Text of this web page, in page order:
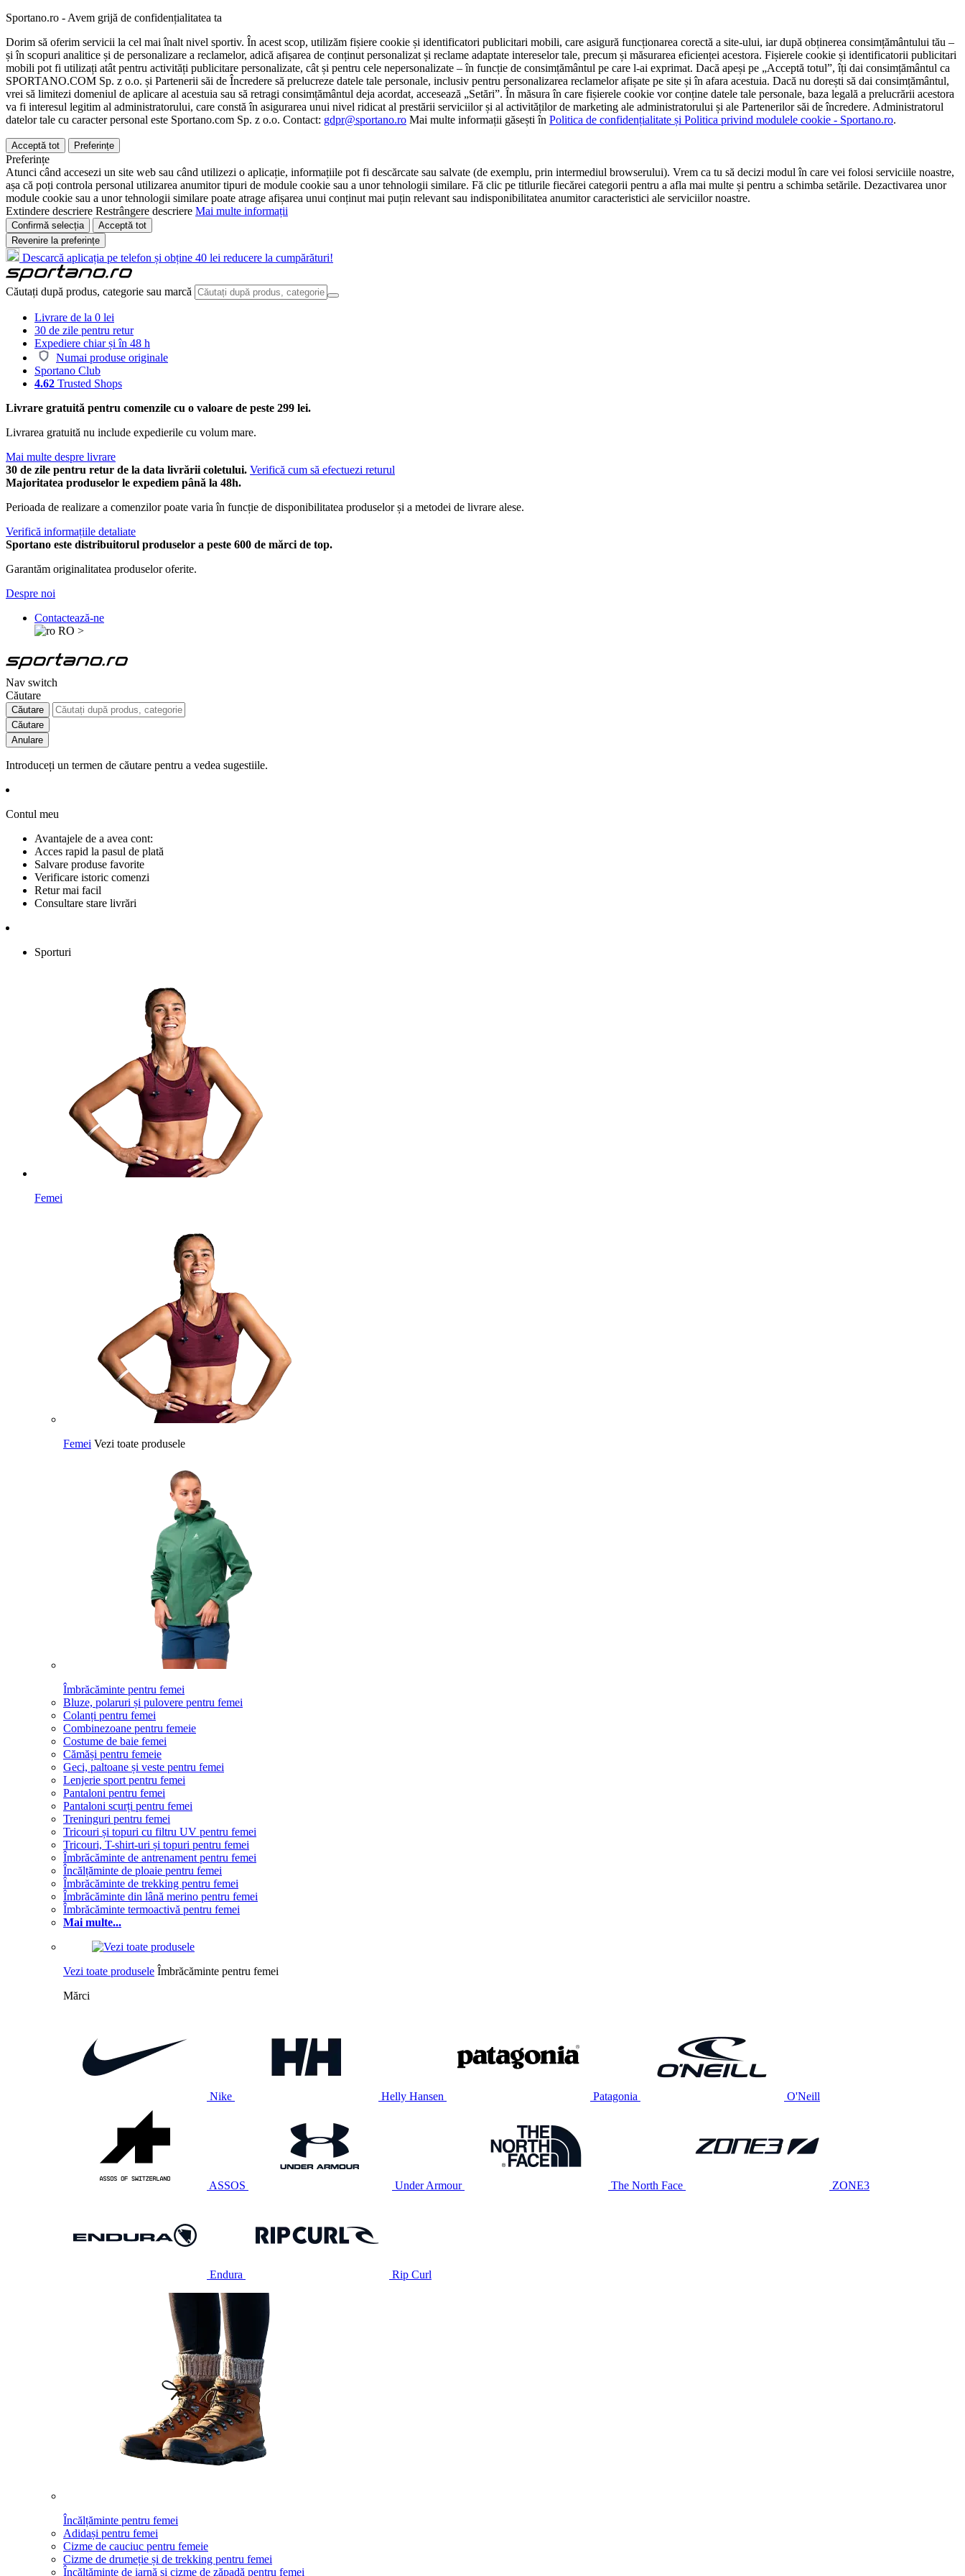
Sportano.ro - Avem grijă de confidențialitatea ta
Dorim să oferim servicii la cel mai înalt nivel sportiv. În acest scop, utilizăm fișiere cookie și identificatori publicitari mobili, care asigură funcționarea corectă a site-ului, iar după obținerea consimțământului tău –
și în scopuri analitice și de personalizare a reclamelor, adică afișarea de conținut personalizat și reclame adaptate intereselor tale, precum și măsurarea eficienței acestora. Fișierele cookie și identificatorii publicitari
mobili pot fi utilizați atât pentru activități publicitare personalizate, cât și pentru cele nepersonalizate – în funcție de consimțământul pe care l-ai exprimat. Dacă apeși pe „Acceptă totul”, îți dai consimțământul ca
SPORTANO.COM Sp. z o.o. și Partenerii săi de Încredere să prelucreze datele tale personale, inclusiv pentru personalizarea reclamelor afișate pe site și în afara acestuia. Dacă nu dorești să dai consimțământul,
vrei să limitezi domeniul de aplicare al acestuia sau să retragi consimțământul deja acordat, accesează „Setări”. În măsura în care fișierele cookie vor conține datele tale personale, baza legală a prelucrării acestora
va fi interesul legitim al administratorului, care constă în asigurarea unui nivel ridicat al prestării serviciilor și al activităților de marketing ale administratorului și ale Partenerilor săi de încredere. Administratorul
datelor tale cu caracter personal este Sportano.com Sp. z o.o. Contact: gdpr@sportano.ro Mai multe informații găsești în Politica de confidențialitate și Politica privind modulele cookie - Sportano.ro.
Acceptă tot Preferințe
Preferințe
Atunci când accesezi un site web sau când utilizezi o aplicație, informațiile pot fi descărcate sau salvate (de exemplu, prin intermediul browserului). Vrem ca tu să decizi modul în care vei folosi serviciile noastre,
așa că poți controla personal utilizarea anumitor tipuri de module cookie sau a unor tehnologii similare. Fă clic pe titlurile fiecărei categorii pentru a afla mai multe și pentru a schimba setările. Dezactivarea unor
module cookie sau a unor tehnologii similare poate atrage afișarea unui conținut mai puțin relevant sau indisponibilitatea anumitor caracteristici ale serviciilor noastre.
Extindere descriere Restrângere descriere Mai multe informații
Confirmă selecția
Acceptă tot
Revenire la preferințe
Descarcă aplicația pe telefon și obține 40 lei reducere la cumpărături!
Căutați după produs, categorie sau marcă
Livrare de la 0 lei
30 de zile pentru retur
Expediere chiar și în 48 h
Numai produse originale
Sportano Club
4.62 Trusted Shops
Livrare gratuită pentru comenzile cu o valoare de peste 299 lei.
Livrarea gratuită nu include expedierile cu volum mare.
Mai multe despre livrare
30 de zile pentru retur de la data livrării coletului. Verifică cum să efectuezi returul
Majoritatea produselor le expediem până la 48h.
Perioada de realizare a comenzilor poate varia în funcție de disponibilitatea produselor și a metodei de livrare alese.
Verifică informațiile detaliate
Sportano este distribuitorul produselor a peste 600 de mărci de top.
Garantăm originalitatea produselor oferite.
Despre noi
Contactează-ne
RO >
Nav switch
Căutare
Căutare
Căutare
Anulare
Introduceți un termen de căutare pentru a vedea sugestiile.
Contul meu
Avantajele de a avea cont:
Acces rapid la pasul de plată
Salvare produse favorite
Verificare istoric comenzi
Retur mai facil
Consultare stare livrări
Sporturi
Femei
Femei Vezi toate produsele
Îmbrăcăminte pentru femei
Bluze, polaruri și pulovere pentru femei
Colanți pentru femei
Combinezoane pentru femeie
Costume de baie femei
Cămăși pentru femeie
Geci, paltoane și veste pentru femei
Lenjerie sport pentru femei
Pantaloni pentru femei
Pantaloni scurți pentru femei
Treninguri pentru femei
Tricouri și topuri cu filtru UV pentru femei
Tricouri, T-shirt-uri și topuri pentru femei
Îmbrăcăminte de antrenament pentru femei
Încălțăminte de ploaie pentru femei
Îmbrăcăminte de trekking pentru femei
Îmbrăcăminte din lână merino pentru femei
Îmbrăcăminte termoactivă pentru femei
Mai multe...
Vezi toate produsele Îmbrăcăminte pentru femei
Mărci
Nike Helly Hansen Patagonia O'Neill
ASSOS Under Armour The North Face ZONE3
Endura Rip Curl
Încălțăminte pentru femei
Adidași pentru femei
Cizme de cauciuc pentru femeie
Cizme de drumeție și de trekking pentru femei
Încălțăminte de iarnă și cizme de zăpadă pentru femei